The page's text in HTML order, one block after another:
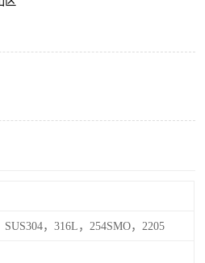
SUS304，316L，254SMO，2205